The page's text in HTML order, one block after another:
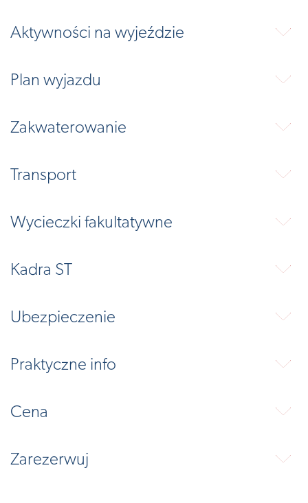
Aktywności na wyjeździe ⬇
Plan wyjazdu ⬇
Zakwaterowanie ⬇
Transport ⬇
Wycieczki fakultatywne ⬇
Kadra ST ⬇
Ubezpieczenie ⬇
Praktyczne info ⬇
Cena ⬇
Zarezerwuj ⬇